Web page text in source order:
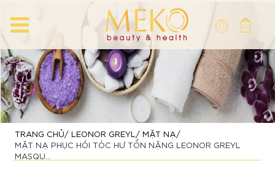
TRANG CHỦ LEONOR GREYL
MẶT NẠ
MẶT NẠ PHỤC HỒI TÓC HƯ TỔN NẶNG LEONOR GREYL
MASQU...